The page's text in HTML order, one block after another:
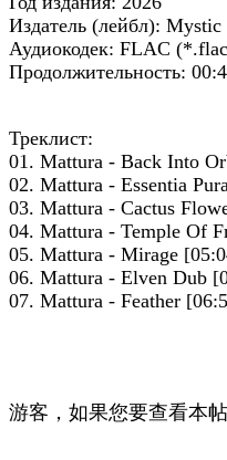
Издатель (лейбл): Mystic
Аудиокодек: FLAC
Продолжительность:
Треклист:
01. Mattura - Back Into
02. Mattura - Essentia
03. Mattura - Cactus
04. Mattura - Temple Of
05. Mattura - Mirage
06. Mattura - Elven Dub
07. Mattura - Feather
游客，如果您要查看本